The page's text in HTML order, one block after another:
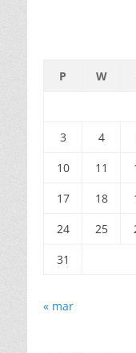
P W
3
4
10
11
17
18
24
25
31
« mar